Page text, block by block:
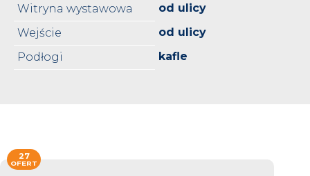
Witryna wystawowa
od ulicy
Wejście
od ulicy
Podłogi
kafle
27
OFERT